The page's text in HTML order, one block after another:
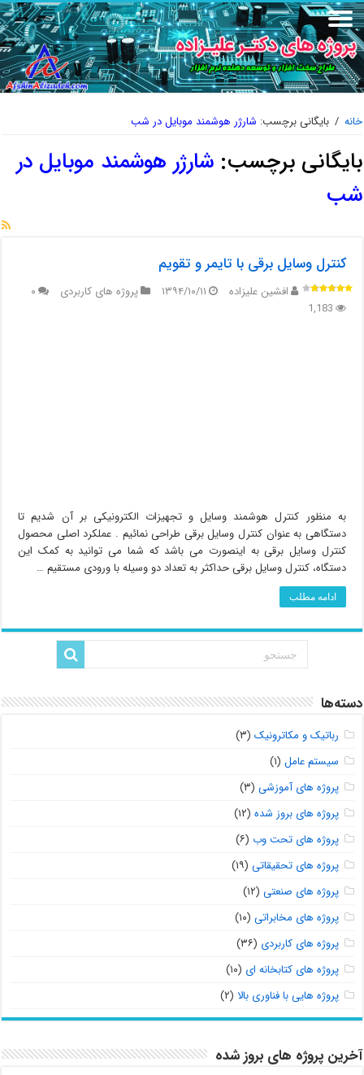
خانه / بایگانی برچسب: شارژر هوشمند موبایل در شب
بایگانی برچسب:شارژر هوشمند موبایل در
شب
کنترل وسایل برقی با تایمر و تقویم
افشین علیزاده ۱۳۹۴/۱۰/۱۱ پروژه های کاربردی
۰
1,183
به منظور کنترل هوشمند وسایل و تجهیزات الکترونیکی بر آن شدیم تا
دستگاهی به عنوان کنترل وسایل برقی طراحی نمائیم . عملکرد اصلی محصول
کنترل وسایل برقی به اینصورت می باشد که شما می توانید به کمک این
دستگاه، کنترل وسایل برقی حداکثر به تعداد دو وسیله با ورودی مستقیم …
ادامه مطلب
دسته‌ها
رباتیک و مکاترونیک (۳)
سیستم عامل (۱)
پروژه های آموزشی (۳)
پروژه های بروز شده (۱۲)
پروژه های تحت وب (۶)
پروژه های تحقیقاتی (۱۹)
پروژه های صنعتی (۱۲)
پروژه های مخابراتی (۱۰)
پروژه های کاربردی (۳۶)
پروژه های کتابخانه ای (۱۰)
پروژه هایی با فناوری بالا (۲)
آخرین پروژه های بروز شده